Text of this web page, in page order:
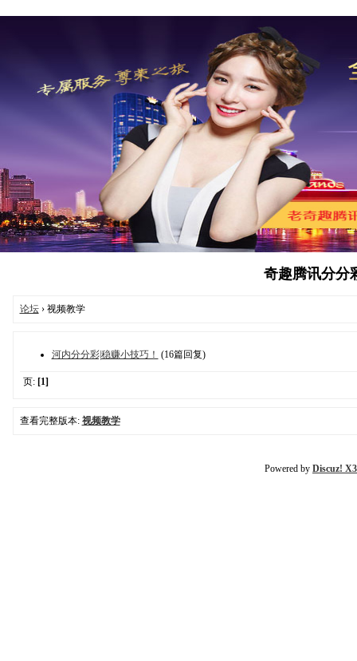
奇趣腾讯分分
论坛› 视频教学
河内分分彩|稳赚小技巧！ (16篇回复)
页: [1]
查看完整版本: 视频教学
Powered by Discuz!